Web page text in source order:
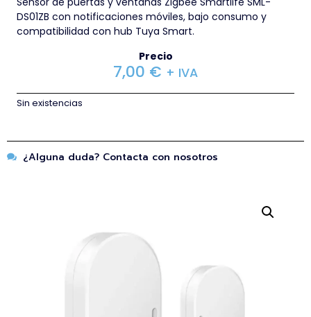
DS01ZB con notificaciones móviles, bajo consumo y
compatibilidad con hub Tuya Smart.
Precio
7,00 € + IVA
Sin existencias
¿Alguna duda? Contacta con nosotros